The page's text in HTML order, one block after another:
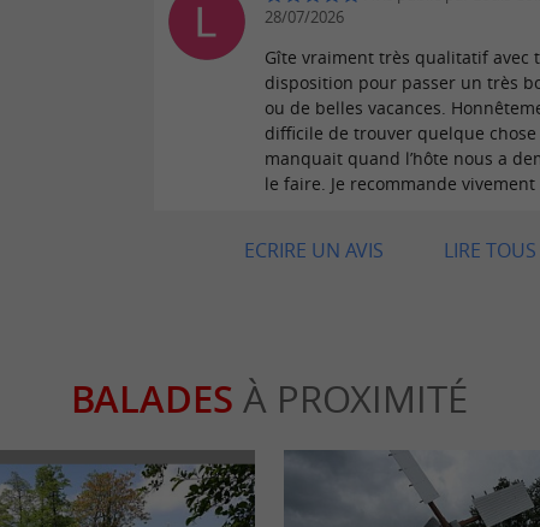
28/07/2026
Gîte vraiment très qualitatif avec
disposition pour passer un très
ou de belles vacances.
difficile de trouver quelque
manquait quand l’hôte nous a
le faire. Je recommande vivement
LIRE
ECRIRE UN AVIS
BALADES À PROXIMITÉ